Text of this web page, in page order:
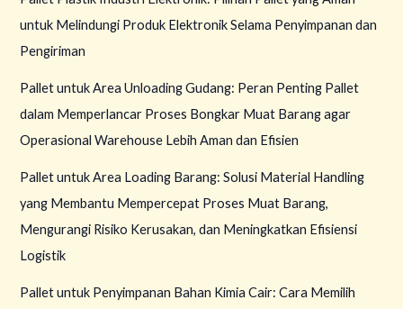
untuk Melindungi Produk Elektronik Selama Penyimpanan dan
Pengiriman
Pallet untuk Area Unloading Gudang: Peran Penting Pallet
dalam Memperlancar Proses Bongkar Muat Barang agar
Operasional Warehouse Lebih Aman dan Efisien
Pallet untuk Area Loading Barang: Solusi Material Handling
yang Membantu Mempercepat Proses Muat Barang,
Mengurangi Risiko Kerusakan, dan Meningkatkan Efisiensi
Logistik
Pallet untuk Penyimpanan Bahan Kimia Cair: Cara Memilih